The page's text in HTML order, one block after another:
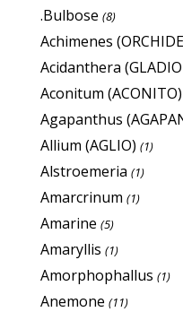
.Bulbose (8)
Achimenes
Acidanthera
Aconitum (ACONITO)
Agapanthus
Allium (AGLIO) (1)
Alstroemeria (1)
Amarcrinum (1)
Amarine (5)
Amaryllis (1)
Amorphophallus (1)
Anemone (11)